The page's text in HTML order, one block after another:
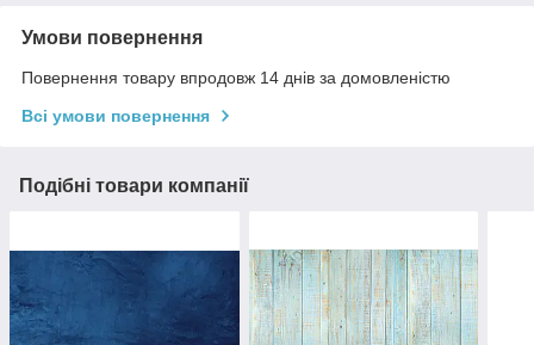
Умови повернення
Повернення товару впродовж 14 днів за домовленістю
Всі умови повернення
Подібні товари компанії